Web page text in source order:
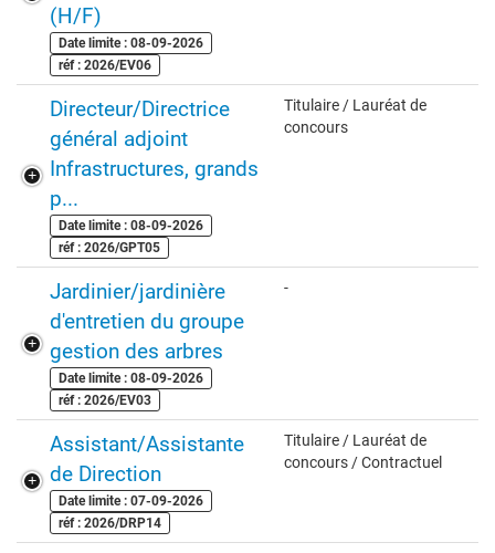
(H/F)
Date limite : 08-09-2026
réf : 2026/EV06
Directeur/Directrice
général adjoint
Infrastructures, grands
p...
Date limite : 08-09-2026
réf : 2026/GPT05
Titulaire / Lauréat de
concours
Jardinier/jardinière
d'entretien du groupe
gestion des arbres
Date limite : 08-09-2026
réf : 2026/EV03
-
Assistant/Assistante
de Direction
Date limite : 07-09-2026
réf : 2026/DRP14
Titulaire / Lauréat de
concours / Contractuel